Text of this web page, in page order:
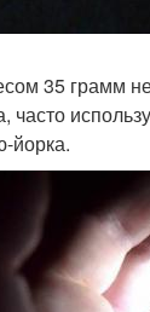
35 грамм
йорка.